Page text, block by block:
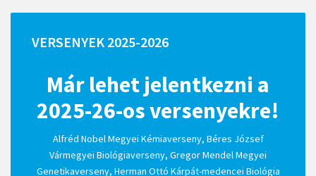
VERSENYEK 2025-2026
Már lehet jelentkezni a
2025-26-os versenyekre!
Alfréd Nobel Megyei Kémiaverseny, Béres József
Vármegyei Biológiaverseny, Gregor Mendel Megyei
Genetikaverseny, Herman Ottó Kárpát-medencei Biológia